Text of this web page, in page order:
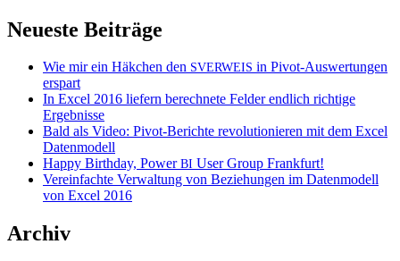
Neueste Beiträge
Wie mir ein Häkchen den SVERWEIS in Pivot-Auswertungen
erspart
In Excel 2016 liefern berechnete Felder endlich richtige
Ergebnisse
Bald als Video: Pivot-Berichte revolutionieren mit dem Excel
Datenmodell
Happy Birthday, PowerBI User Group Frankfurt!
Vereinfachte Verwaltung von Beziehungen im Datenmodell
von Excel 2016
Archiv